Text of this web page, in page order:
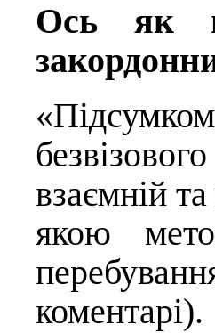
Ось як
взаємній
якою
коментарі).